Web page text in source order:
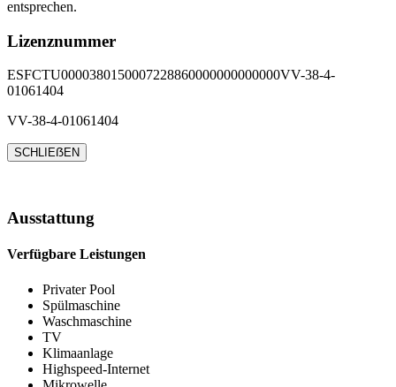
entsprechen.
Lizenznummer
ESFCTU0000380150007228860000000000000VV-38-4-
01061404
VV-38-4-01061404
SCHLIEẞEN
Ausstattung
Verfügbare Leistungen
Privater Pool
Spülmaschine
Waschmaschine
TV
Klimaanlage
Highspeed-Internet